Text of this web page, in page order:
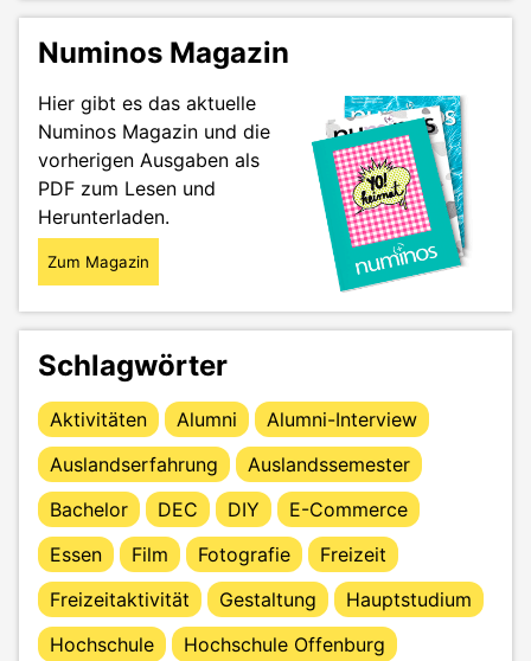
Numinos Magazin
Hier gibt es das aktuelle
Numinos Magazin und die
vorherigen Ausgaben als
PDF zum Lesen und
Herunterladen.
Zum Magazin
Schlagwörter
Aktivitäten Alumni
Alumni-Interview
Auslandserfahrung
Auslandssemester
Bachelor
DEC DIY
E-Commerce
Essen
Film Fotografie
Freizeit
Freizeitaktivität
Gestaltung
Hauptstudium
Hochschule
Hochschule Offenburg